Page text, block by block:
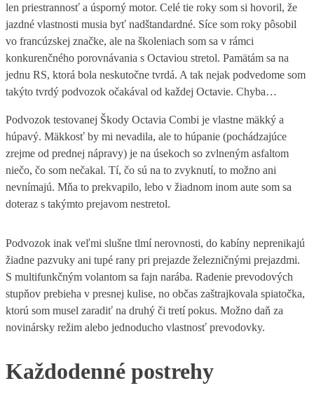
len priestrannosť a úsporný motor. Celé tie roky som si hovoril, že
jazdné vlastnosti musia byť nadštandardné. Síce som roky pôsobil
vo francúzskej značke, ale na školeniach som sa v rámci
konkurenčného porovnávania s Octaviou stretol. Pamätám sa na
jednu RS, ktorá bola neskutočne tvrdá. A tak nejak podvedome som
takýto tvrdý podvozok očakával od každej Octavie. Chyba…
Podvozok testovanej Škody Octavia Combi je vlastne mäkký a
húpavý. Mäkkosť by mi nevadila, ale to húpanie (pochádzajúce
zrejme od prednej nápravy) je na úsekoch so zvlneným asfaltom
niečo, čo som nečakal. Tí, čo sú na to zvyknutí, to možno ani
nevnímajú. Mňa to prekvapilo, lebo v žiadnom inom aute som sa
doteraz s takýmto prejavom nestretol.
Podvozok inak veľmi slušne tlmí nerovnosti, do kabíny neprenikajú
žiadne pazvuky ani tupé rany pri prejazde železničnými prejazdmi.
S multifunkčným volantom sa fajn narába. Radenie prevodových
stupňov prebieha v presnej kulise, no občas zaštrajkovala spiatočka,
ktorú som musel zaradiť na druhý či tretí pokus. Možno daň za
novinársky režim alebo jednoducho vlastnosť prevodovky.
Každodenné postrehy